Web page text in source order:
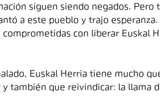
siguen siendo negados.
a este pueblo y trajo
comprometidas con liberar Euskal
Euskal Herria tiene mucho
también que reivindicar: la llama